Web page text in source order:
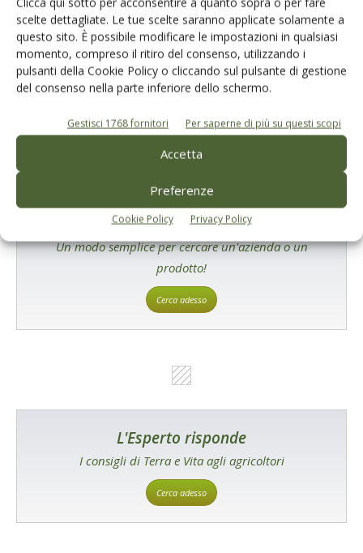
scelte dettagliate. Le tue scelte saranno applicate solamente a
questo sito. È possibile modificare le impostazioni in qualsiasi
momento, compreso il ritiro del consenso, utilizzando i
pulsanti della Cookie Policy o cliccando sul pulsante di gestione
del consenso nella parte inferiore dello schermo.
Gestisci 1768 fornitori Per saperne di più su questi scopi
Accetta
Preferenze
Cookie Policy Privacy Policy
E-magazine
Tecniche, prodotti e servizi dalle aziende
Catalogo Aziende e Prodotti
Un modo semplice per cercare un'azienda o un
prodotto!
Cerca adesso
L'Esperto risponde
I consigli di Terra e Vita agli agricoltori
Cerca adesso